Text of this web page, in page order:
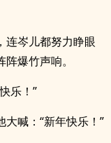
连岑儿都努力睁眼
爆竹声响。
乐！”
喊：“新年快乐！”